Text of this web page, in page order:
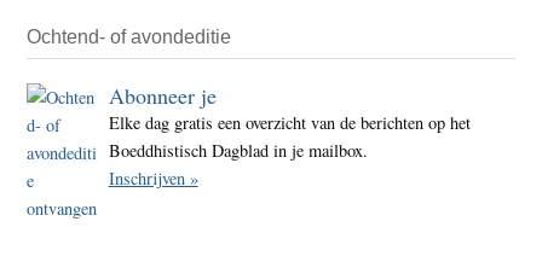
Ochtend- of avondeditie
Abonneer je
Elke dag gratis een overzicht van de berichten op het
Boeddhistisch Dagblad in je mailbox.
Inschrijven »